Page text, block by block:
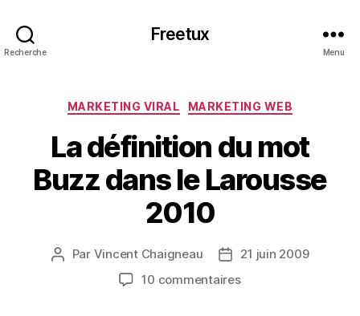
Recherche
Freetux
Menu
Catégories
MARKETING VIRAL MARKETING WEB
La définition du mot
Buzz dans le Larousse
2010
Auteur
Par Vincent Chaigneau
Date21 juin 2009
10 commentairessur